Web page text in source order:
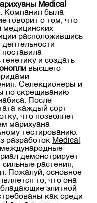
Medical
Компания была
говорит о том, что
медицинских
расположившись
поставила
и создать
высшего
Селекционеры и
по скрещиванию
После
каждый сорт
что позволяет
марихуана
тестированию.
разработок Medical
демонстрирует
растения,
Пожалуй, основное
то, что она
элитной
как среди